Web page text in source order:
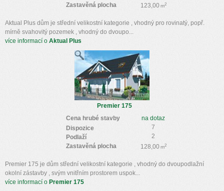
123,00 m2
Zastavěná plocha
Aktual Plus dům je střední velikostní kategorie , vhodný pro rovinatý, popř.
mírně svahovitý pozemek , vhodný do dvoupo...
více informací o Aktual Plus
Premier 175
na dotaz
Cena hrubé stavby
7
Dispozice
2
Podlaží
128,00 m2
Zastavěná plocha
Premier 175 je dům střední velikostní kategorie , vhodný do dvoupodlažní
okolní zástavby , svým vnitřním prostorem uspok...
více informací o Premier 175